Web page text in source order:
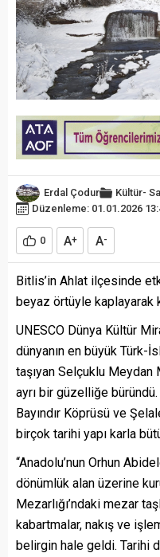
Erdal Çodur Kültür-
Düzenleme: 01.01.2026
0 A+ A-
Bitlis’in Ahlat ilçesinde
beyaz örtüyle kaplayarak
UNESCO Dünya Kültür
dünyanın en büyük Türk-
taşıyan Selçuklu Meydan
ayrı bir güzelliğe
Bayındır Köprüsü ve
birçok tarihi yapı karla
“Anadolu’nun Orhun
dönümlük alan üzerine
Mezarlığı’ndaki mezar
kabartmalar, nakış ve
belirgin hale geldi. Tarihi